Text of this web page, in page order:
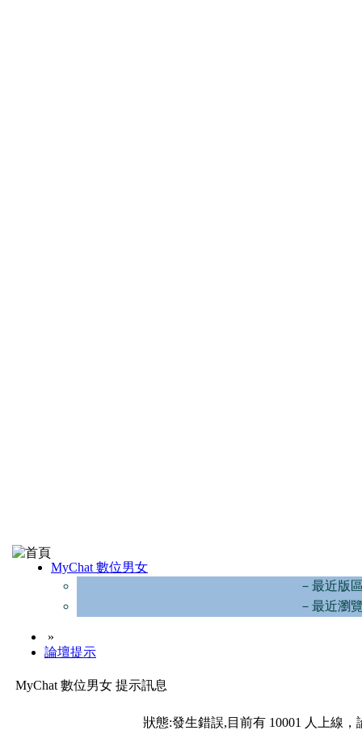
MyChat 數位男女
－最近版
－最近瀏
»
論壇提示
MyChat 數位男女 提示訊息
狀態:發生錯誤,目前有 10001 人上線